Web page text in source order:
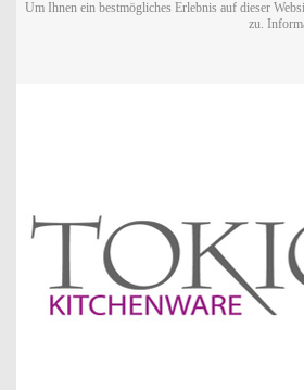
Um Ihnen ein bestmögliches Erlebnis auf dieser
zu.